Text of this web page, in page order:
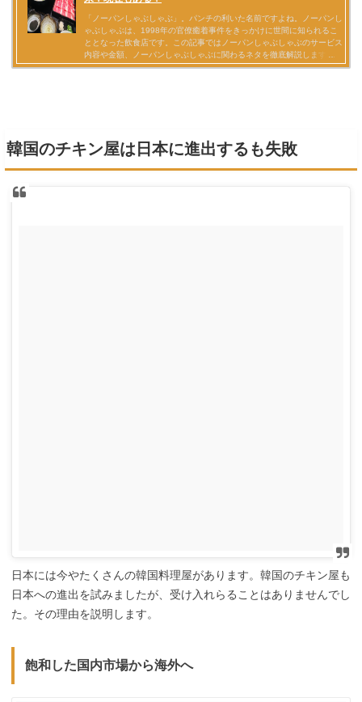
韓国のチキン屋は日本に進出するも失敗
日本には今やたくさんの韓国料理屋があります。韓国のチキン屋も
日本への進出を試みましたが、受け入れらることはありませんでし
た。その理由を説明します。
飽和した国内市場から海外へ